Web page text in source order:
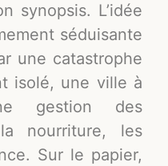
synopsis. L’idée
séduisante
une catastrophe
isolé, une ville à
gestion des
nourriture, les
Sur le papier,